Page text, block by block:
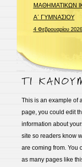
ΜΑΘΗΜΑΤΙΚΩΝ
Α΄ ΓΥΜΝΑΣΙΟΥ
4 Φεβρουαρίου 2026
This is an example of
page, you could edit
information about
site so readers know
are coming from. You
as many pages like